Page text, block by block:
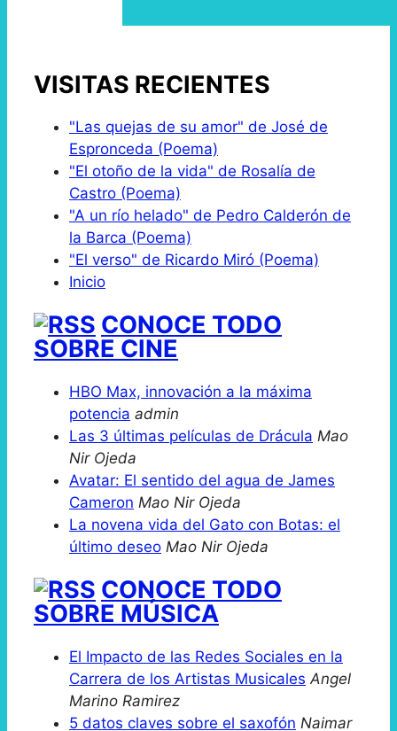
VISITAS RECIENTES
"Las quejas de su amor" de José de
Espronceda (Poema)
"El otoño de la vida" de Rosalía de
Castro (Poema)
"A un río helado" de Pedro Calderón de
la Barca (Poema)
"El verso" de Ricardo Miró (Poema)
Inicio
CONOCE TODO
SOBRE CINE
HBO Max, innovación a la máxima
potencia admin
Las 3 últimas películas de Drácula Mao
Nir Ojeda
Avatar: El sentido del agua de James
Cameron Mao Nir Ojeda
La novena vida del Gato con Botas: el
último deseo Mao Nir Ojeda
CONOCE TODO
SOBRE MÚSICA
El Impacto de las Redes Sociales en la
Carrera de los Artistas Musicales Angel
Marino Ramirez
5 datos claves sobre el saxofón Naimar